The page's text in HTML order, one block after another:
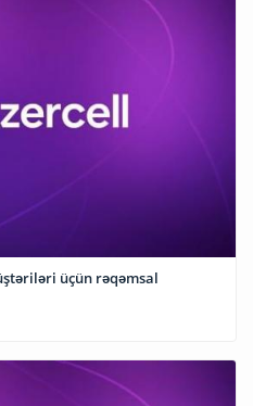
üçün rəqəmsal